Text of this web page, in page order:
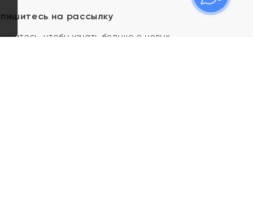
на рассылку
чтобы узнать больше о новых